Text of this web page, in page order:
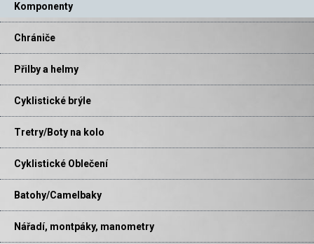
Komponenty
Chrániče
Přilby a helmy
Cyklistické brýle
Tretry/Boty na kolo
Cyklistické Oblečení
Batohy/Camelbaky
Nářadí, montpáky, manometry